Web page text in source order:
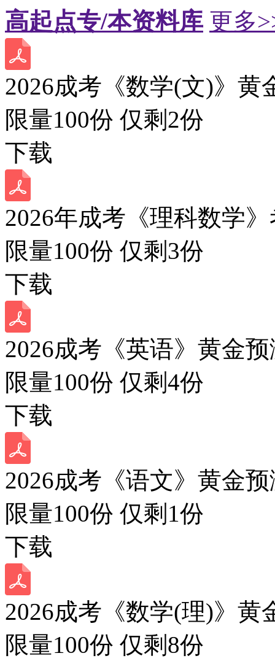
高起点专/本资料库 更多
2026成考《数学(文)》黄
限量100份 仅剩 2份
下载
2026年成考《理科数学
限量100份 仅剩 3份
下载
2026成考《英语》黄金
限量100份 仅剩4份
下载
2026成考《语文》黄金
限量100份 仅剩 1份
下载
2026成考《数学(理)》黄
限量100份 仅剩 8份